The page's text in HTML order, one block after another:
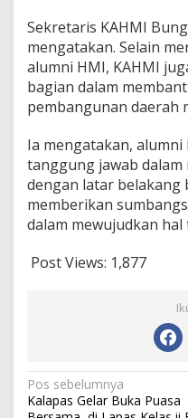
Sekretaris KAHMI
mengatakan. Selain
alumni HMI, KAHMI
bagian dalam
pembangunan daerah
Ia mengatakan,
tanggung jawab
dengan latar belakang
memberikan
dalam mewujudkan hal
Post Views: 1,877
N
Pos sebelumnya
Kalapas Gelar Buka Puasa